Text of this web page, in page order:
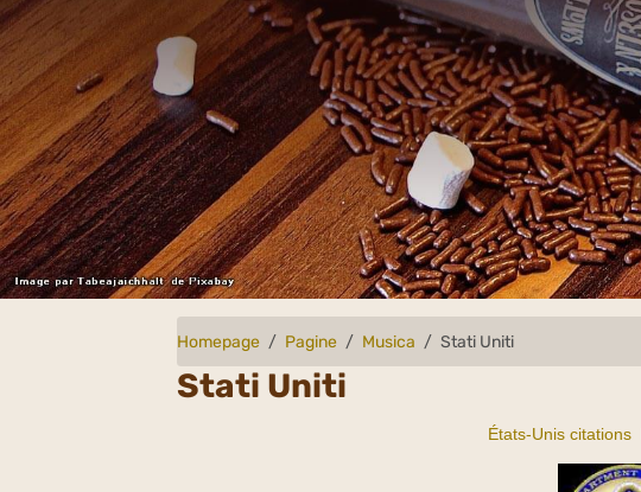
Homepage Pagine Musica Stati Uniti
Stati Uniti
États-Unis citations